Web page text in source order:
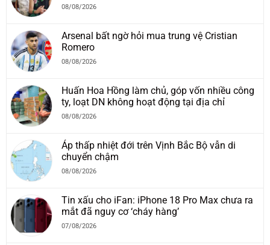
08/08/2026
Arsenal bất ngờ hỏi mua trung vệ Cristian
Romero
08/08/2026
Huấn Hoa Hồng làm chủ, góp vốn nhiều công
ty, loạt DN không hoạt động tại địa chỉ
08/08/2026
Áp thấp nhiệt đới trên Vịnh Bắc Bộ vẫn di
chuyển chậm
08/08/2026
Tin xấu cho iFan: iPhone 18 Pro Max chưa ra
mắt đã nguy cơ ‘cháy hàng’
07/08/2026